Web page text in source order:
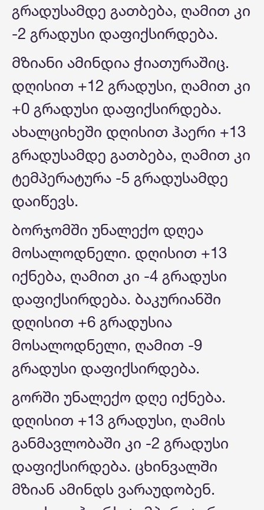
გრადუსამდე გათბება, ღამით კი
-2 გრადუსი დაფიქსირდება.
მზიანი ამინდია ჭიათურაშიც.
დღისით +12 გრადუსი, ღამით კი
+0 გრადუსი დაფიქსირდება.
ახალციხეში დღისით ჰაერი +13
გრადუსამდე გათბება, ღამით კი
ტემპერატურა -5 გრადუსამდე
დაიწევს.
ბორჯომში უნალექო დღეა
მოსალოდნელი. დღისით +13
იქნება, ღამით კი -4 გრადუსი
დაფიქსირდება. ბაკურიანში
დღისით +6 გრადუსია
მოსალოდნელი, ღამით -9
გრადუსი დაფიქსირდება.
გორში უნალექო დღე იქნება.
დღისით +13 გრადუსი, ღამის
განმავლობაში კი -2 გრადუსი
დაფიქსირდება. ცხინვალში
მზიან ამინდს ვარაუდობენ.